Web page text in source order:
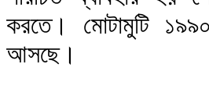
করতে। মোটামুটি
আসছে।